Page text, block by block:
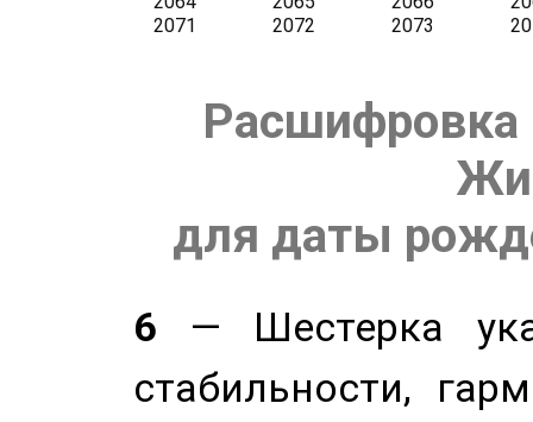
Расшифровка
для даты
6 — Шестерка
стабильности,